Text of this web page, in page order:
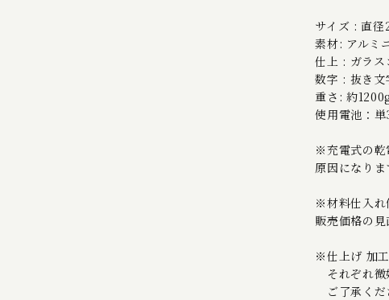
サイズ : 直
素材: アルミ
仕上 : ガラス
数字 : 抜き文
重さ: 約
使用電池：
※充電式の乾
原因になり
※材料仕入れ
販売価格の
※仕上げ 加
それぞれ微
ご了承くだ